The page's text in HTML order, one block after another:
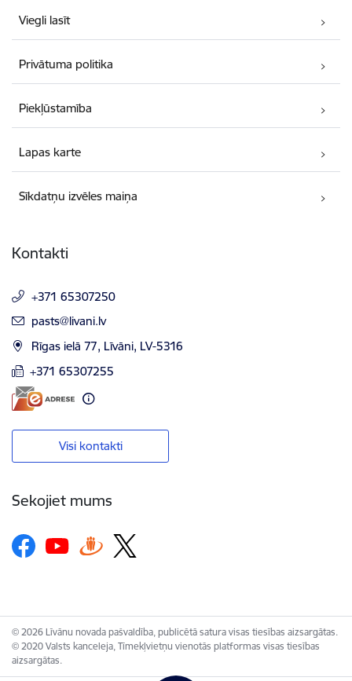
Viegli lasīt
Privātuma politika
Piekļūstamība
Lapas karte
Sīkdatņu izvēles maiņa
Kontakti
+371 65307250
E-pasts:
pasts@livani.lv
Rīgas ielā 77, Līvāni, LV-5316
+371 65307255
Visi kontakti
Sekojiet mums
© 2026 Līvānu novada pašvaldība, publicētā satura visas tiesības aizsargātas.
© 2020 Valsts kanceleja, Tīmekļvietņu vienotās platformas visas tiesības
aizsargātas.